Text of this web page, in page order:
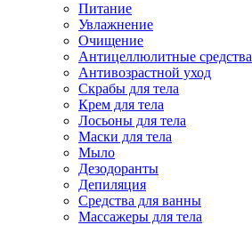
Питание
Увлажнение
Очищение
Антицеллюлитные средства
Антивозрастной уход
Скрабы для тела
Крем для тела
Лосьоны для тела
Маски для тела
Мыло
Дезодоранты
Депиляция
Средства для ванны
Массажеры для тела